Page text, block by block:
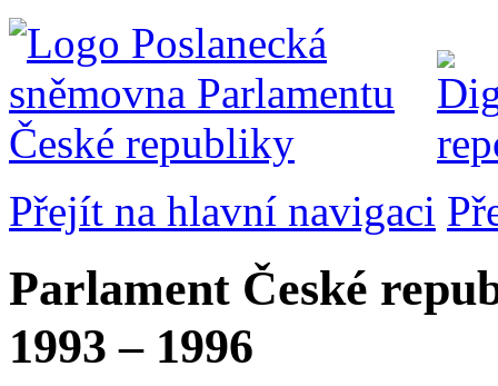
Přejít na hlavní navigaci
Parlament České
1993 – 1996